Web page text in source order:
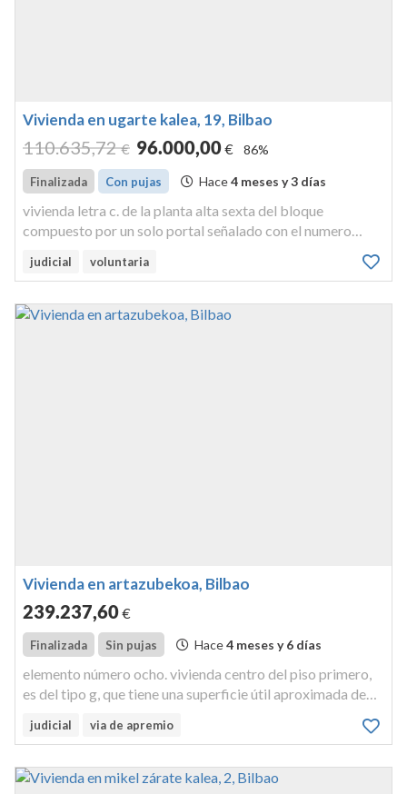
Vivienda en ugarte kalea, 19, Bilbao
110.635,72 € 96.000,00€ 86%
Finalizada Con pujas Hace4 meses y 3 días
vivienda letra c. de la planta alta sexta del bloque
compuesto por un solo portal señalado con el numero
diecinueve de la calle ugarte, en otxarkoaga, de bilbao es
de tipo v ocupa una superficie construida de 61,12 m2, y
judicial voluntaria
Vivienda en artazubekoa, Bilbao
239.237,60€
Finalizada Sin pujas Hace4 meses y 6 días
elemento número ocho. vivienda centro del piso primero,
es del tipo g, que tiene una superficie útil aproximada de
representa una participación de seis enteros cuarenta y
judicial via de apremio